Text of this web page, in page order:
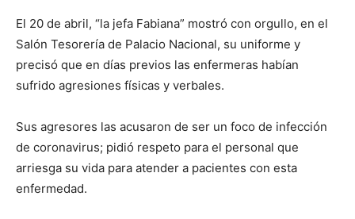
El 20 de abril, “la jefa Fabiana” mostró con orgullo, en el
Salón Tesorería de Palacio Nacional, su uniforme y
precisó que en días previos las enfermeras habían
sufrido agresiones físicas y verbales.
Sus agresores las acusaron de ser un foco de infección
de coronavirus; pidió respeto para el personal que
arriesga su vida para atender a pacientes con esta
enfermedad.